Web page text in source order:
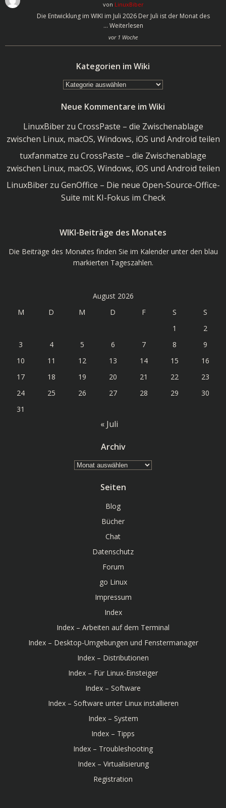
von LinuxBiber
Die Entwicklung im WIKI im Juli 2026 Der Juli ist der Monat des
… Weiterlesen
vor 1 Woche
Kategorien im Wiki
Kategorien
Wiki
Neue Kommentare im Wiki
LinuxBiberzu CrossPaste – die Zwischenablage
zwischen Linux, macOS, Windows, iOS und Android teilen
tuxfanmatze zu CrossPaste – die Zwischenablage
zwischen Linux, macOS, Windows, iOS und Android teilen
LinuxBiberzu GenOffice – Die neue Open-Source-Office-
Suite mit KI-Fokus im Check
WIKI-Beiträge des Monates
Die Beiträge des Monates finden Sie im Kalender unter den blau
markierten Tageszahlen.
August 2026
M
D M D F S
S
1
2
3
4 5 6 7 8
9
10
11 12 13 14 15
16
17
18 19 20 21 22
23
24
25 26 27 28 29
30
31
« Juli
Archiv
Archiv
Seiten
Blog
Bücher
Chat
Datenschutz
Forum
go Linux
Impressum
Index
Index – Arbeiten auf dem Terminal
Index – Desktop-Umgebungen und Fenstermanager
Index – Distributionen
Index – Für Linux-Einsteiger
Index – Software
Index – Software unter Linux installieren
Index – System
Index – Tipps
Index – Troubleshooting
Index – Virtualisierung
Registration